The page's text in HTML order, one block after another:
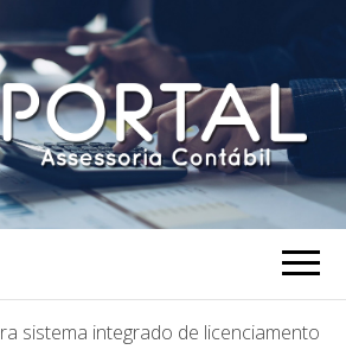
sistema integrado de licenciamento